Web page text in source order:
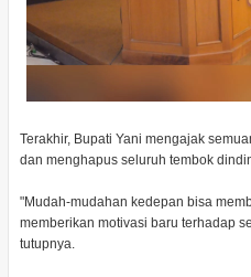
Terakhir, Bupati Yani mengajak
dan menghapus seluruh tembok
"Mudah-mudahan kedepan bisa
memberikan motivasi baru terhadap
tutupnya.